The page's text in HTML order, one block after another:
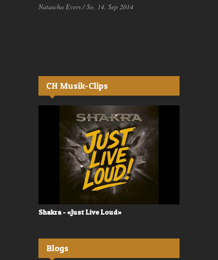
Natascha Evers / So, 14. Sep 2014
CH Musik-Clips
Shakra - «Just Live Loud»
Blogs